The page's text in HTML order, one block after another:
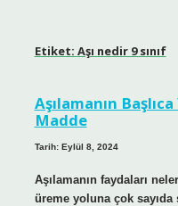
Etiket: Aşı nedir 9 sınıf
Aşılamanın
Madde
Tarih: Eylül 8, 2024
Aşılamanın faydaları
üreme yoluna çok sayıda